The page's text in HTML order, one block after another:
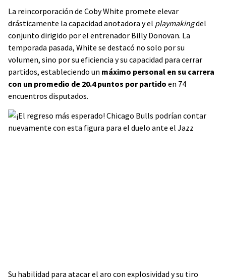
La reincorporación de Coby White promete elevar
drásticamente la capacidad anotadora y el playmakingdel
conjunto dirigido por el entrenador Billy Donovan. La
temporada pasada, White se destacó no solo por su
volumen, sino por su eficiencia y su capacidad para cerrar
partidos, estableciendo un máximo personal en su carrera
con un promedio de 20.4 puntos por partido en 74
encuentros disputados.
Su habilidad para atacar el aro con explosividad y su tiro